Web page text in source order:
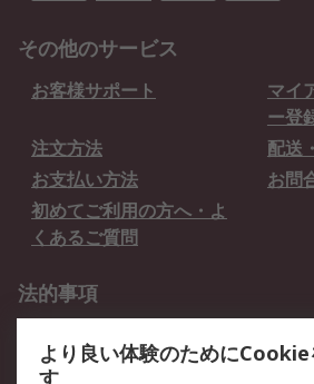
その他のサービス
お客様サポート
マイ
ー登
注文方法
配送
お支払い方法
お問
初めてご利用の方へ・よ
くあるご質問
法的事項
クッキーポリシー
より良い体験のためにCookie
す